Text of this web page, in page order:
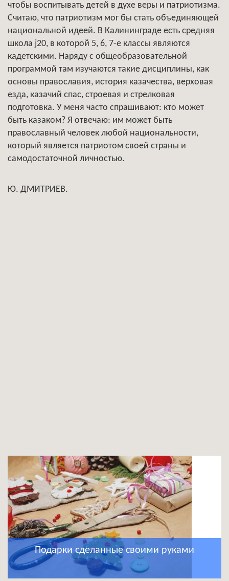
чтобы воспитывать детей в духе веры и патриотизма.
Считаю, что патриотизм мог бы стать объединяющей
национальной идеей. В Калининграде есть средняя
школа ј20, в которой 5, 6, 7-е классы являются
кадетскими. Наряду с общеобразовательной
программой там изучаются такие дисциплины, как
основы православия, история казачества, верховая
езда, казачий спас, строевая и стрелковая
подготовка. У меня часто спрашивают: кто может
быть казаком? Я отвечаю: им может быть
православный человек любой национальности,
который является патриотом своей страны и
самодостаточной личностью.
Ю. ДМИТРИЕВ.
Подарки сделанные своими руками